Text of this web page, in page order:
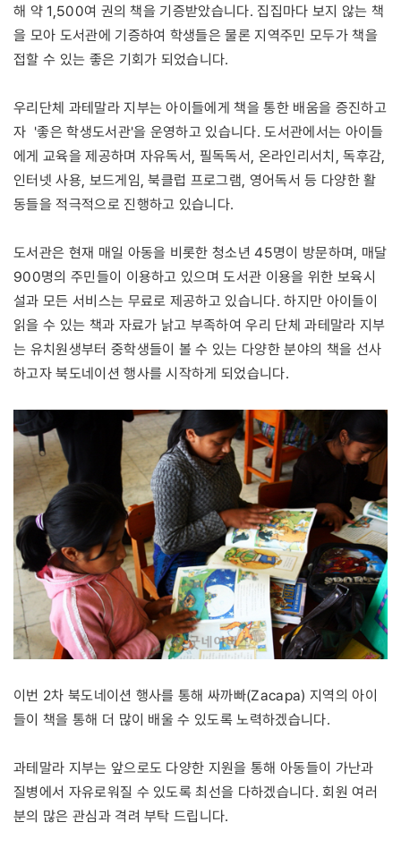
해 약 1,500여 권의 책을 기증받았습니다. 집집마다 보지 않는 책
을 모아 도서관에 기증하여 학생들은 물론 지역주민 모두가 책을
접할 수 있는 좋은 기회가 되었습니다.
우리단체 과테말라 지부는 아이들에게 책을 통한 배움을 증진하고
자 '좋은 학생도서관'을 운영하고 있습니다. 도서관에서는 아이들
에게 교육을 제공하며 자유독서, 필독독서, 온라인리서치, 독후감,
인터넷 사용, 보드게임, 북클럽 프로그램, 영어독서 등 다양한 활
동들을 적극적으로 진행하고 있습니다.
도서관은 현재 매일 아동을 비롯한 청소년 45명이 방문하며, 매달
900명의 주민들이 이용하고 있으며 도서관 이용을 위한 보육시
설과 모든 서비스는 무료로 제공하고 있습니다. 하지만 아이들이
읽을 수 있는 책과 자료가 낡고 부족하여 우리 단체 과테말라 지부
는 유치원생부터 중학생들이 볼 수 있는 다양한 분야의 책을 선사
하고자 북도네이션 행사를 시작하게 되었습니다.
이번 2차 북도네이션 행사를 통해 싸까빠(Zacapa) 지역의 아이
들이 책을 통해 더 많이 배울 수 있도록 노력하겠습니다.
과테말라 지부는 앞으로도 다양한 지원을 통해 아동들이 가난과
질병에서 자유로워질 수 있도록 최선을 다하겠습니다. 회원 여러
분의 많은 관심과 격려 부탁 드립니다.